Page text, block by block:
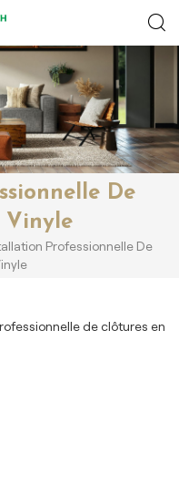
De
Vinyle
Professionnelle De
de clôtures en